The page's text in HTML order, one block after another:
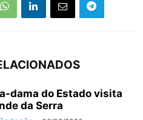
dama do Estado visita
da Serra